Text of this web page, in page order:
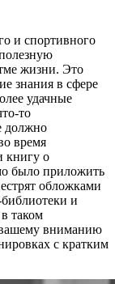
и спортивного
жизни. Это
знания в сфере
удачные
то
должно
время
книгу о
было приложить
обложками
и
таком
вниманию
с кратким